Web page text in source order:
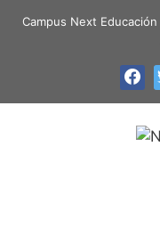
Campus Next Educación